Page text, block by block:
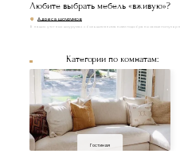
Любите выбрать мебель «вживую»?
Адреса шоурумов
Категории по комнатам:
Гостиная